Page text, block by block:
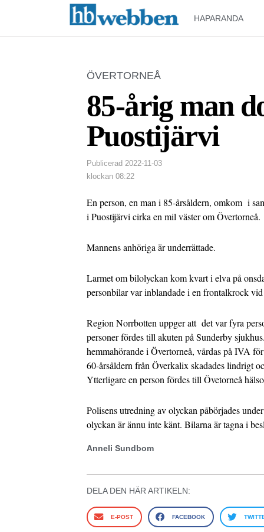
HAPARANDA
ÖVERTORNEÅ
85-årig man
Puostijärvi
Publicerad 2022-11-03
klockan 08:22
En person, en man i 85-årsåldern, omkom i
i Puostijärvi cirka en mil väster om Övertorneå.
Mannens anhöriga är underrättade.
Larmet om bilolyckan kom kvart i elva på
personbilar var inblandade i en frontalkrock
Region Norrbotten uppger att det var fyra
personer fördes till akuten på Sunderby
hemmahörande i Övertorneå, vårdas på IVA
60-årsåldern från Överkalix skadades lindrigt
Ytterligare en person fördes till Övetorneå
Polisens utredning av olyckan påbörjades
olyckan är ännu inte känt. Bilarna är tagna i
Anneli Sundbom
DELA DEN HÄR ARTIKELN:
E-POST FACEBOOK